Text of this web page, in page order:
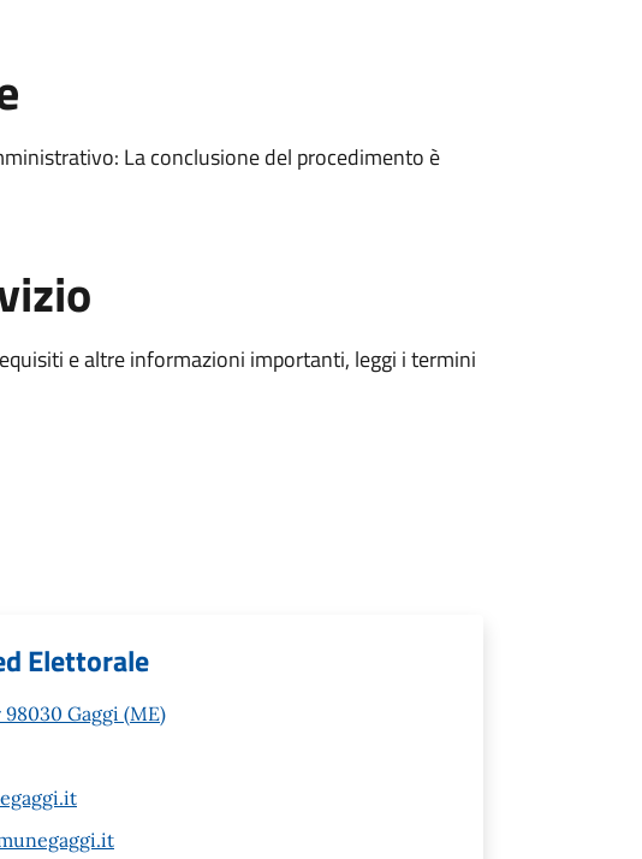
La conclusione del procedimento è
e altre informazioni importanti, leggi i termini
Elettorale
Gaggi (ME)